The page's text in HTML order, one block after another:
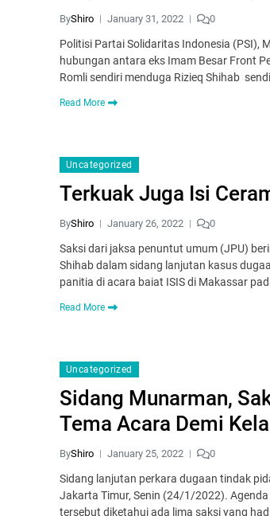
ByShiro January 31, 2022 0
Politisi Partai Solidaritas Indonesia (PSI),
hubungan antara eks Imam Besar Front
Romli sendiri menduga Rizieq Shihab
Read More
Uncategorized
Terkuak Juga Isi
ByShiro January 26, 2022 0
Saksi dari jaksa penuntut umum (JPU)
Shihab dalam sidang lanjutan kasus
panitia di acara baiat ISIS di Makassar
Read More
Uncategorized
Sidang Munarman,
Tema Acara Demi
ByShiro January 25, 2022 0
Sidang lanjutan perkara dugaan tindak
Jakarta Timur, Senin (24/1/2022).
tersebut diketahui ada lima saksi yang